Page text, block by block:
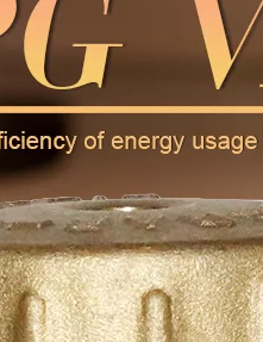
Válvulas Pol de Pol Cylinder de Sian V6S2 GLPG 25E para Filipinas para Filipinas